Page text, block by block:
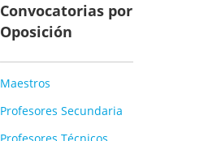
Convocatorias por
Oposición
Maestros
Profesores Secundaria